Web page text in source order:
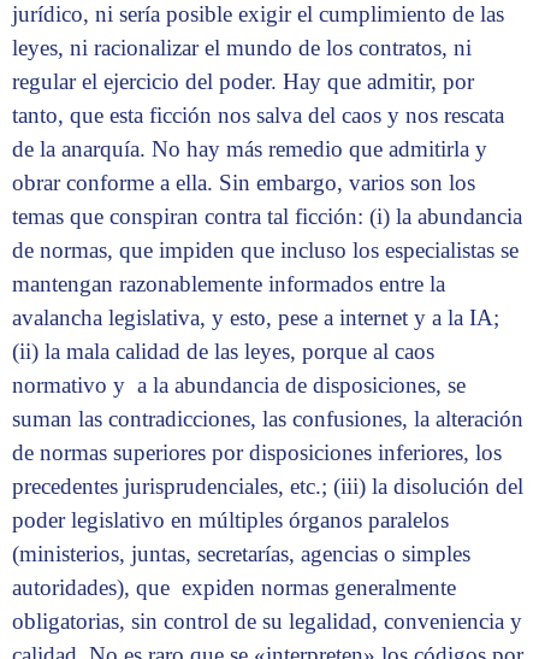
jurídico, ni sería posible exigir el cumplimiento de las
leyes, ni racionalizar el mundo de los contratos, ni
regular el ejercicio del poder. Hay que admitir, por
tanto, que esta ficción nos salva del caos y nos rescata
de la anarquía. No hay más remedio que admitirla y
obrar conforme a ella. Sin embargo, varios son los
temas que conspiran contra tal ficción: (i) la abundancia
de normas, que impiden que incluso los especialistas se
mantengan razonablemente informados entre la
avalancha legislativa, y esto, pese a internet y a la IA;
(ii) la mala calidad de las leyes, porque al caos
normativo y a la abundancia de disposiciones, se
suman las contradicciones, las confusiones, la alteración
de normas superiores por disposiciones inferiores, los
precedentes jurisprudenciales, etc.; (iii) la disolución del
poder legislativo en múltiples órganos paralelos
(ministerios, juntas, secretarías, agencias o simples
autoridades), que expiden normas generalmente
obligatorias, sin control de su legalidad, conveniencia y